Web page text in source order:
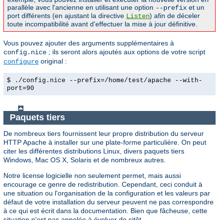
parallèle avec l'ancienne en utilisant une option --prefix et un
port différents (en ajustant la directive Listen) afin de déceler
toute incompatibilité avant d'effectuer la mise à jour définitive.
Vous pouvez ajouter des arguments supplémentaires à
config.nice ; ils seront alors ajoutés aux options de votre script
configure original :
$ ./config.nice --prefix=/home/test/apache --with-
port=90
Paquets tiers
De nombreux tiers fournissent leur propre distribution du serveur
HTTP Apache à installer sur une plate-forme particulière. On peut
citer les différentes distributions Linux, divers paquets tiers
Windows, Mac OS X, Solaris et de nombreux autres.
Notre license logicielle non seulement permet, mais aussi
encourage ce genre de redistribution. Cependant, ceci conduit à
une situation ou l'organisation de la configuration et les valeurs par
défaut de votre installation du serveur peuvent ne pas correspondre
à ce qui est écrit dans la documentation. Bien que fâcheuse, cette